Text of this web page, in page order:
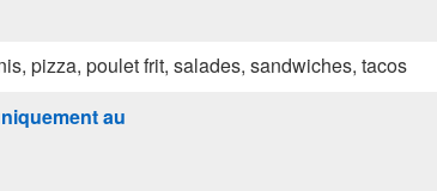
pizza, poulet frit, salades, sandwiches, tacos
au